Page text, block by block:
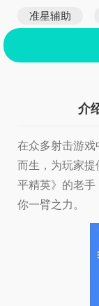
准星辅助
介
在众多射击游
而生，为玩家
平精英》的老
你一臂之力。